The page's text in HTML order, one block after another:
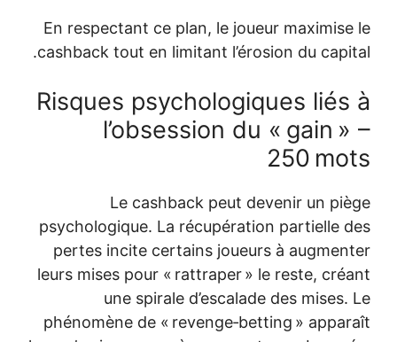
En respectant ce plan, le
cashback tout en limitant
Risques
l’obsession du
Le cashback peut
psychologique. La
pertes incite certains joueurs
leurs mises pour « rattraper » le
une spirale d’escalade
phénomène de «